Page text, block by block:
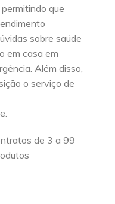
que
sobre saúde
em casa em
Além disso,
o serviço de
de 3 a 99